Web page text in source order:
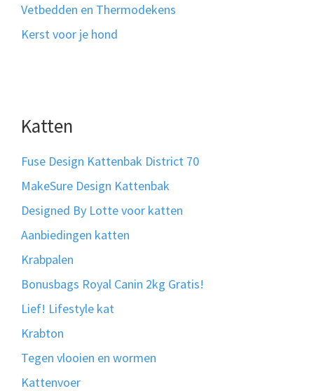
Vetbedden en Thermodekens
Kerst voor je hond
Katten
Fuse Design Kattenbak District 70
MakeSure Design Kattenbak
Designed By Lotte voor katten
Aanbiedingen katten
Krabpalen
Bonusbags Royal Canin 2kg Gratis!
Lief! Lifestyle kat
Krabton
Tegen vlooien en wormen
Kattenvoer